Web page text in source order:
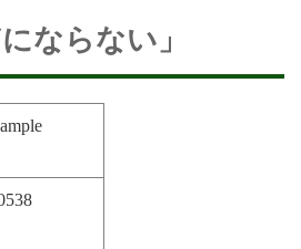
ならない」